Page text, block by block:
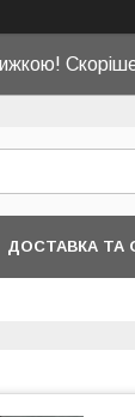
ДОСТАВКА ТА